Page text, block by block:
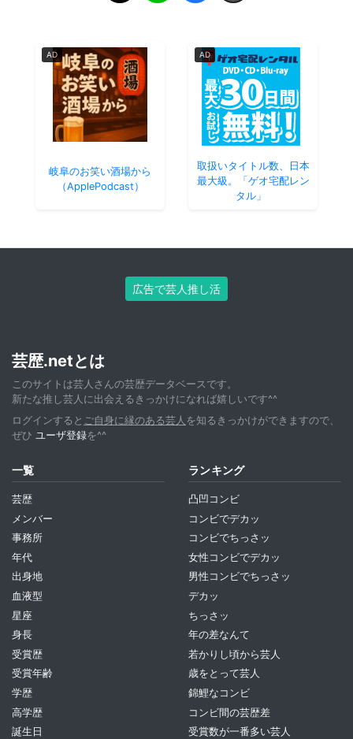
AD
岐阜のお笑い酒場から
（ApplePodcast）
AD
取扱いタイトル数、日本
最大級。「ゲオ宅配レン
タル」
広告で芸人推し活
芸歴.netとは
このサイトは芸人さんの芸歴データベースです。
新たな推し芸人に出会えるきっかけになれば嬉しいです^^
ログインすると ご自身に縁のある芸人 を知るきっかけができますので、
ぜひ ユーザ登録を^^
一覧
芸歴
メンバー
事務所
年代
出身地
血液型
星座
身長
受賞歴
受賞年齢
学歴
高学歴
誕生日
ランキング
凸凹コンビ
コンビでデカッ
コンビでちっさッ
女性コンビでデカッ
男性コンビでちっさッ
デカッ
ちっさッ
年の差なんて
若かりし頃から芸人
歳をとって芸人
錦鯉なコンビ
コンビ間の芸歴差
受賞数が一番多い芸人